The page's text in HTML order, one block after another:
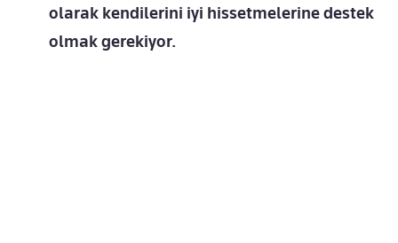
olarak kendilerini iyi hissetmelerine destek
olmak gerekiyor.